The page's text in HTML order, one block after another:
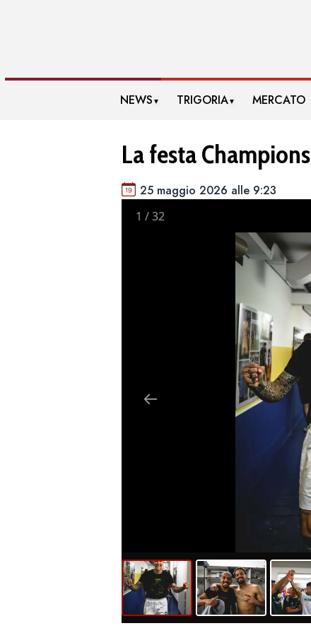
NEWS ▼ TRIGORIA▼ MERCATO
La festa Champions
25 maggio 2026 alle 9:23
1 /32